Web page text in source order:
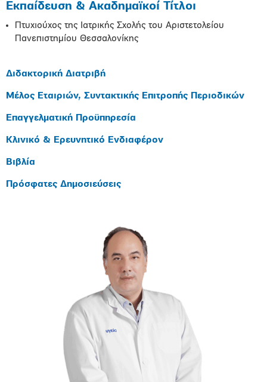
Εκπαίδευση & Ακαδημαϊκοί Τίτλοι
Πτυχιούχος της Ιατρικής Σχολής του Αριστετολείου
Πανεπιστημίου Θεσσαλονίκης
Διδακτορική Διατριβή
Μέλος Εταιριών, Συντακτικής Επιτροπής Περιοδικών
Επαγγελματική Προϋπηρεσία
Κλινικό & Ερευνητικό Ενδιαφέρον
Βιβλία
Πρόσφατες Δημοσιεύσεις